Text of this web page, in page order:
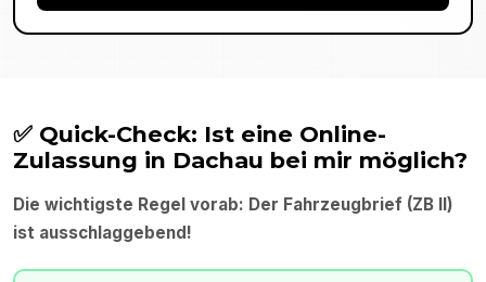
✅ Quick-Check: Ist eine Online-
Zulassung in Dachau bei mir möglich?
Die wichtigste Regel vorab: Der Fahrzeugbrief (ZB II)
ist ausschlaggebend!